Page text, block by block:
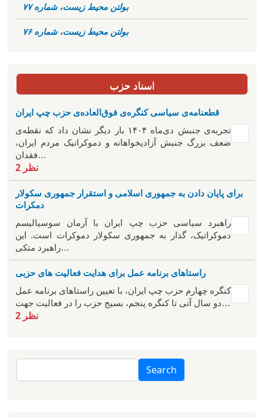
بولتن محیط زیست، شماره ۷۷
بولتن محیط زیست، شماره ۷۶
اسناد حزب
قطعنامه‌ی سیاسی کنگره‌ی فوق‌العاده‌ی حزب چپ ایران
تجربه‌ی جنبش دی‌ماه ۱۴۰۴ بار دیگر نشان داد که نقطه‌ی
ضعف بزرگ جنبش آزادیخواهانه و دموکراتیک مردم ایران،
فقدان…
2 نظر
برای پایان دادن به جمهوری اسلامی و استقرار جمهوری سکولار
دمکرات
راهبرد سياسی حزب چپ ایران با آرمان سوسیالیسم
دموکراتیک، گذار به جمهوری سکولار دموکرات است. این
راهبرد متکی…
راستاهای برنامه عمل برای هدایت فعالیت های حزبی
کنگره چهارم حزب چپ ایران، با تعیین راستاهای برنامه عمل
دو سال آتی تا کنگره پنجم، بسیج حزب را در فعالیت جهت…
2 نظر
Search